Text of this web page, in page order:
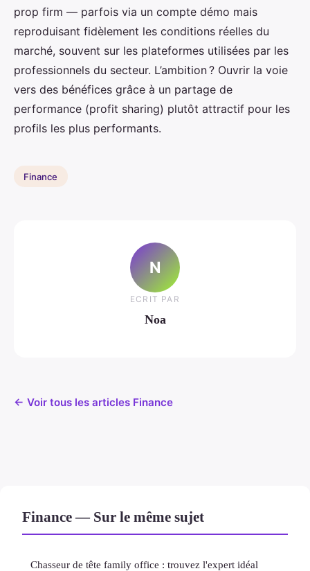
prop firm — parfois via un compte démo mais
reproduisant fidèlement les conditions réelles du
marché, souvent sur les plateformes utilisées par les
professionnels du secteur. L’ambition ? Ouvrir la voie
vers des bénéfices grâce à un partage de
performance (profit sharing) plutôt attractif pour les
profils les plus performants.
Finance
N
ECRIT PAR
Noa
← Voir tous les articles Finance
Finance — Sur le même sujet
Chasseur de tête family office : trouvez l'expert idéal